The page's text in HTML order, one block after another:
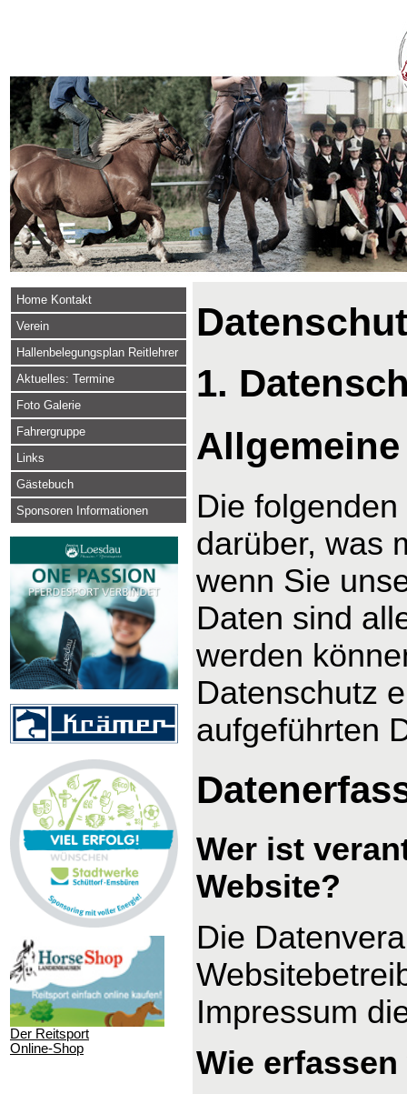
Home Kontakt
Verein
Hallenbelegungsplan Reitlehrer
Aktuelles: Termine
Foto Galerie
Fahrergruppe
Links
Gästebuch
Sponsoren Informationen
Der Reitsport
Online-Shop
1.
Die
darüber, was
wenn Sie
Daten sind
werden
Datenschutz
aufgeführten
Wer ist
Website?
Die
Impressum
Wie